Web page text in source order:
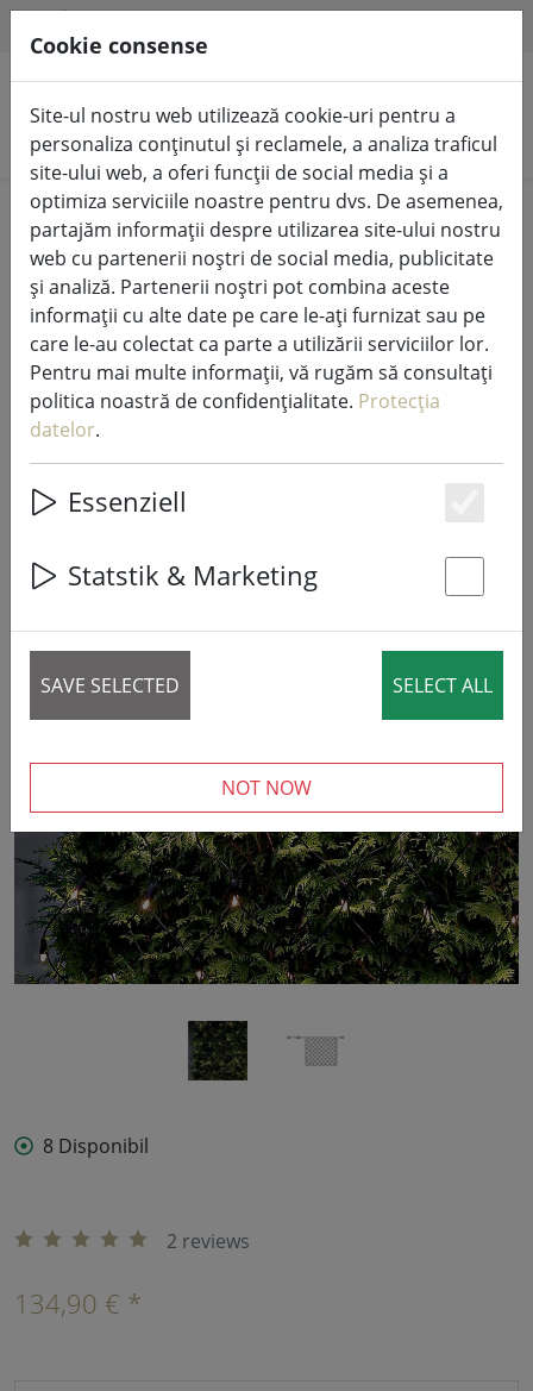
Căutare produse
Home Lumini de zână și iluminat Lumini de zână
Sirius Tech-Line set de pornire
plasă luminoasă 196 LED alb cald 3
x 3 m exterior 230V negru
‹ ›
8 Disponibil
2 reviews
134,90 € *
Cookie consense
Site-ul nostru web utilizează cookie-uri pentru a
personaliza conținutul și reclamele, a analiza traficul
site-ului web, a oferi funcții de social media și a
optimiza serviciile noastre pentru dvs. De asemenea,
partajăm informații despre utilizarea site-ului nostru
web cu partenerii noștri de social media, publicitate
și analiză. Partenerii noștri pot combina aceste
informații cu alte date pe care le-ați furnizat sau pe
care le-au colectat ca parte a utilizării serviciilor lor.
Pentru mai multe informații, vă rugăm să consultați
politica noastră de confidențialitate. Protecția
datelor.
Essenziell
Statstik & Marketing
SAVE SELECTED SELECT ALL
NOT NOW